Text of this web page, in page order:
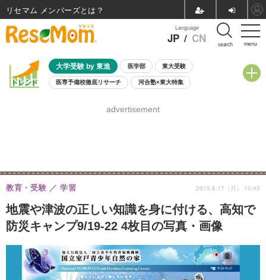
menu
Language
JP / CN search
大学受験 by 東進 医学部 東大受験
医専予備校徹底リサーチ 河合塾×東大特集
8月開催学校説明会・相談会
advertisement
地震や津波の正しい知識を身に付ける、高知で
防災キャンプ9/19-22 4枚目の写真・画像
教育・受験 学習 2015.8.17（月） 10:45
リセマム メンバーズ